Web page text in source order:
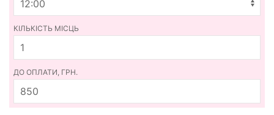
КІЛЬКІСТЬ МІСЦЬ
ДО ОПЛАТИ, ГРН.
850